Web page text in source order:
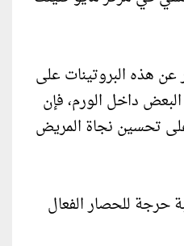
عن هذه البروتينات على
البعض داخل الورم، فإن
على تحسين نجاة المريض
حرجة للحصار الفعال